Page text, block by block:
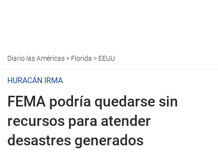
Diario las Américas> Florida > EEUU
HURACÁN IRMA
FEMA podría quedarse sin
recursos para atender
desastres generados